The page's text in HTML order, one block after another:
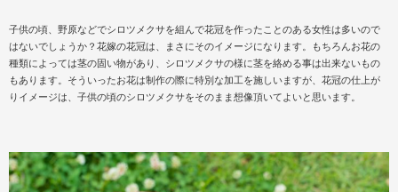
子供の頃、野原などでシロツメクサを組んで花冠を作ったことのある女性は多いので
はないでしょうか？花嫁の花冠は、まさにそのイメージになります。もちろんお花の
種類によっては茎の固い物があり、シロツメクサの様に茎を絡める事は出来ないもの
もあります。そういったお花は制作の際に特別な加工を施しいますが、花冠の仕上が
りイメージは、子供の頃のシロツメクサをそのまま想像頂いてよいと思います。